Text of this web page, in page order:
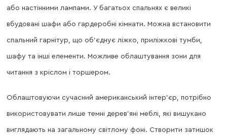
або настінними лампами. У багатьох спальнях є великі
вбудовані шафи або гардеробні кімнати. Можна встановити
спальний гарнітур, що об’єднує ліжко, приліжкові тумби,
шафу та інші елементи. Можливе облаштування зони для
читання з кріслом і торшером.
Облаштовуючи сучасний американський інтер’єр, потрібно
використовувати лише темні дерев’яні меблі, які вишукано
виглядають на загальному світлому фоні. Створити затишок